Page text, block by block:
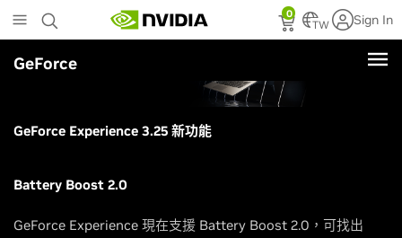
to
main
content
0
TW Sign In
GeForce
GeForce Experience 3.25 新功能
Battery Boost 2.0
GeForce Experience 現在支援 Battery Boost 2.0，可找出